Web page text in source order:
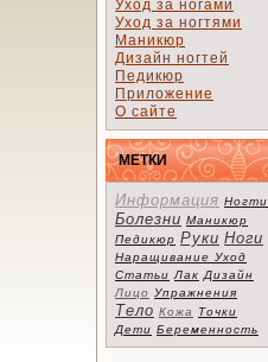
Уход за ногами
Уход за ногтями
Маникюр
Дизайн ногтей
Педикюр
Приложение
О сайте
МЕТКИ
Информация Ногти
Болезни Маникюр
Педикюр Руки Ноги
Наращивание Уход
Статьи Лак Дизайн
Лицо Упражнения
Тело Кожа
Точки
Дети Беременность